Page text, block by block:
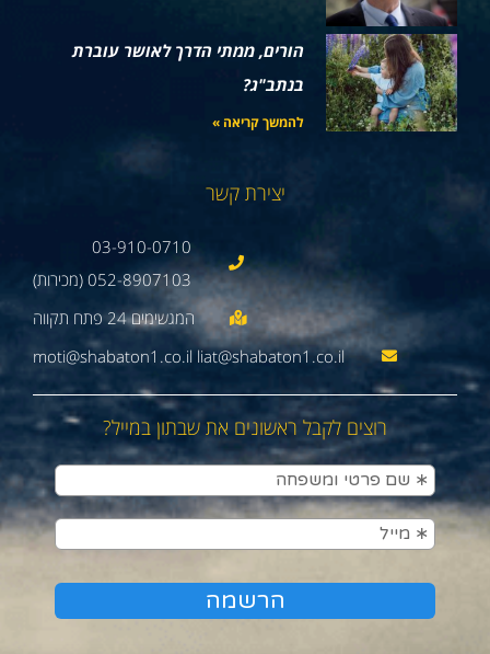
הורים, ממתי הדרך לאושר עוברת
בנתב"ג?
להמשך קריאה »
יצירת קשר
03-910-0710
052-8907103 (מכירות)
moti@shabaton1.co.il liat@shabaton1.co.il
רוצים לקבל ראשונים את שבתון במייל?